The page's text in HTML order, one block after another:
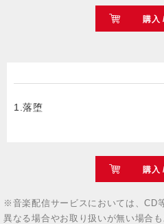
購入
1.落堕
購入
※音楽配信サービスにおいては、CD
異なる場合やお取り扱いが無い場合